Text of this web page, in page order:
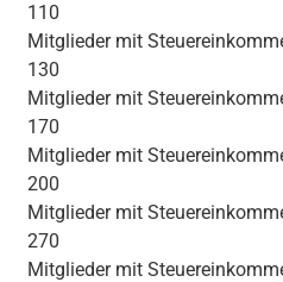
110
Mitglieder mit
130
Mitglieder mit
170
Mitglieder mit
200
Mitglieder mit
270
Mitglieder mit